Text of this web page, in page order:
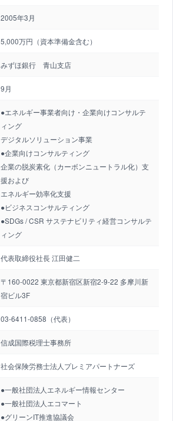
2005年3月
5,000万円（資本準備金含む）
みずほ銀行 青山支店
9月
●エネルギー事業者向け・企業向けコンサルテ
ィング
デジタルソリューション事業
●企業向けコンサルティング
企業の脱炭素化（カーボンニュートラル化）支
援および
エネルギー効率化支援
●ビジネスコンサルティング
●SDGs / CSR サステナビリティ経営コンサルテ
ィング
代表取締役社長 江田健二
〒160-0022 東京都新宿区新宿2-9-22 多摩川新
宿ビル3F
03-6411-0858（代表）
信成国際税理士事務所
社会保険労務士法人プレミアパートナーズ
●一般社団法人エネルギー情報センター
●一般社団法人エコマート
●グリーンIT推進協議会